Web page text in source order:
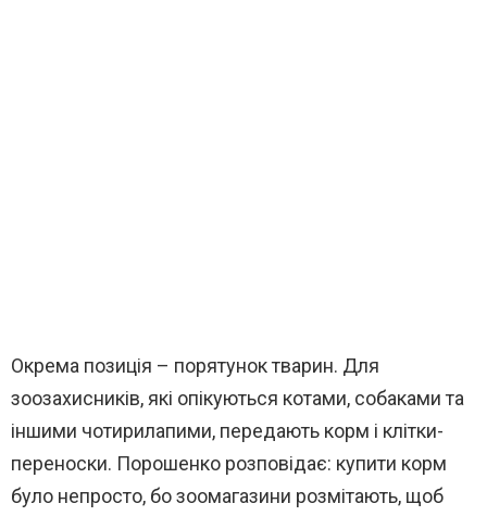
Окрема позиція – порятунок тварин. Для
зоозахисників, які опікуються котами, собаками та
іншими чотирилапими, передають корм і клітки-
переноски. Порошенко розповідає: купити корм
було непросто, бо зоомагазини розмітають, щоб